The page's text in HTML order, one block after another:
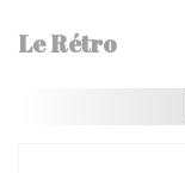
Le Rétro